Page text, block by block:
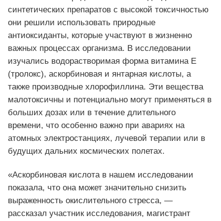
синтетических препаратов с высокой токсичностью
они решили использовать природные
антиоксиданты, которые участвуют в жизненно
важных процессах организма. В исследовании
изучались водорастворимая форма витамина Е
(тролокс), аскорбиновая и янтарная кислоты, а
также производные хлорофиллина. Эти вещества
малотоксичны и потенциально могут применяться в
больших дозах или в течение длительного
времени, что особенно важно при авариях на
атомных электростанциях, лучевой терапии или в
будущих дальних космических полетах.
«Аскорбиновая кислота в нашем исследовании
показала, что она может значительно снизить
выраженность окислительного стресса, —
рассказал участник исследования, магистрант